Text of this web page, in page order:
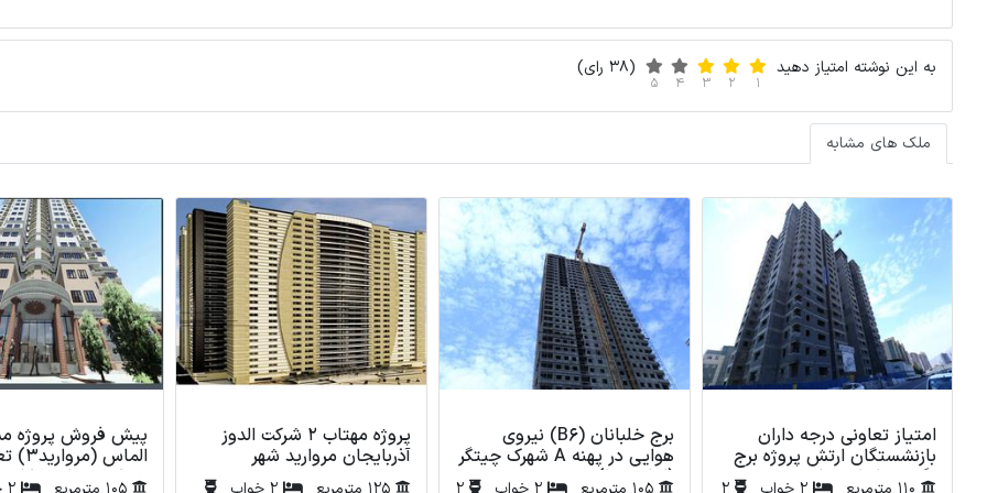
به این نوشته امتیاز دهید
1
2
3
4
5
(38 رای)
ملک های مشابه
امتیاز تعاونی درجه داران
بازنشستگان ارتش پروژه برج
نگین ساحل دریاچه
برج خلبانان (B6) نیروی
هوایی در پهنه A شهرک چیتگر
(امام رضا)
پروژه مهتاب 2 شرکت الدوز
آذربایجان مروارید شهر
پیش فروش پروژه
الماس
مسکن دندانپزشکان